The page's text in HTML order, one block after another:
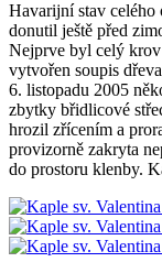
Havarijní stav celého
donutil ještě před
Nejprve byl celý krov
vytvořen soupis
6. listopadu 2005
zbytky břidlicové
hrozil zřícením a
provizorně zakryta
do prostoru klenby.